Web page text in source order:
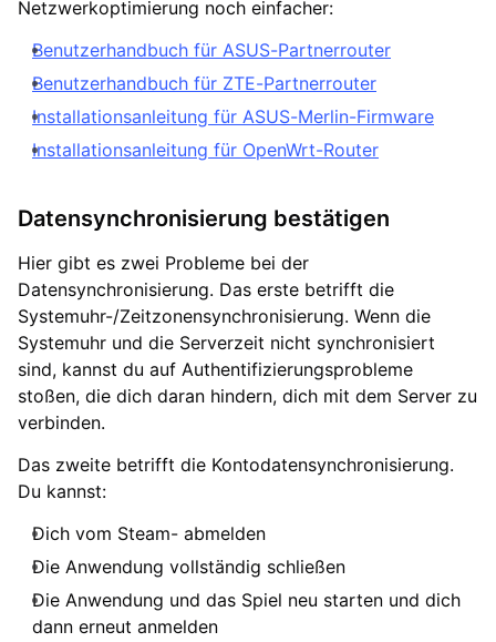
Netzwerkoptimierung noch einfacher:
Benutzerhandbuch für ASUS-Partnerrouter
Benutzerhandbuch für ZTE-Partnerrouter
Installationsanleitung für ASUS-Merlin-Firmware
Installationsanleitung für OpenWrt-Router
Datensynchronisierung bestätigen
Hier gibt es zwei Probleme bei der
Datensynchronisierung. Das erste betrifft die
Systemuhr-/Zeitzonensynchronisierung. Wenn die
Systemuhr und die Serverzeit nicht synchronisiert
sind, kannst du auf Authentifizierungsprobleme
stoßen, die dich daran hindern, dich mit dem Server zu
verbinden.
Das zweite betrifft die Kontodatensynchronisierung.
Du kannst:
Dich vom Steam- abmelden
Die Anwendung vollständig schließen
Die Anwendung und das Spiel neu starten und dich
dann erneut anmelden